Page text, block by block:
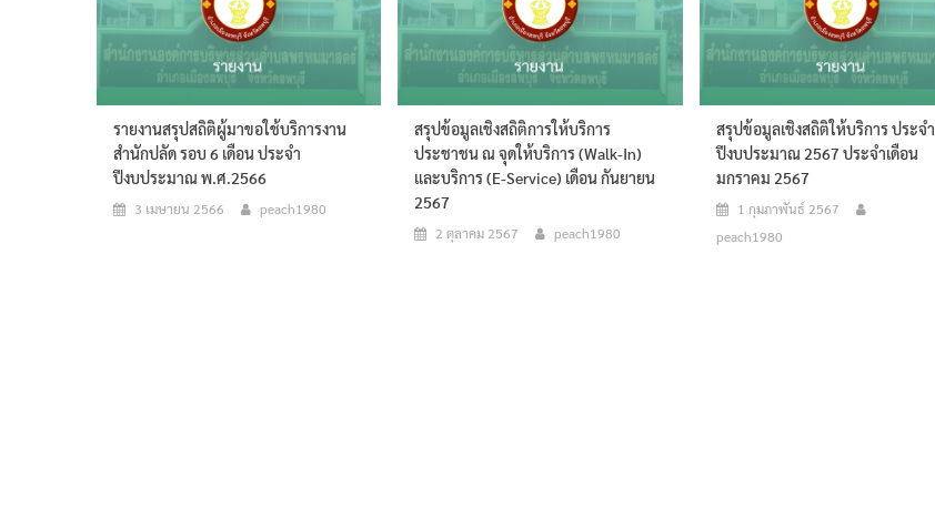
รายงานสรุปสถิติผู้มาขอใช้บริการงาน
สำนักปลัด รอบ 6 เดือน ประจำ
ปีงบประมาณ พ.ศ.2566
3 เมษายน 2566 peach1980
สรุปข้อมูลเชิงสถิติการให้บริการ
ประชาชน ณ จุดให้บริการ (walk-In)
และบริการ (E-Service) เดือน กันยายน
2567
2 ตุลาคม 2567 peach1980
สรุปข้อมูลเชิงสถิติให้บริการ ประจำ
ปีงบประมาณ 2567 ประจำเดือน
มกราคม 2567
1 กุมภาพันธ์ 2567
peach1980